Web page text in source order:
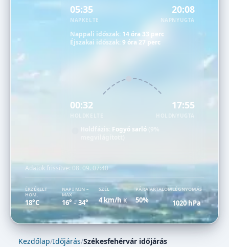
05:35
NAPKELTE
20:08
NAPNYUGTA
Nappali időszak: 14 óra 33 perc
Éjszakai időszak:9 óra 27 perc
00:32 17:55
HOLDNYUGTA
Holdfázis: Fogyó sarló
Adatok frissítve: 08. 09. 07:40
ÉRZÉKELT
HŐM.
18°C
NAPI MIN –
MAX
16° –34°
SZÉL
4 km/hK
PÁRATARTALOM
50%
LÉGNYOMÁS
1020 hPa
Kezdőlap/Időjárás/Székesfehérvár időjárás